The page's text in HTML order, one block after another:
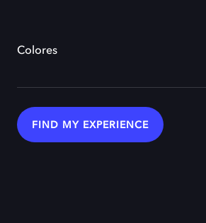
Colores
FIND MY EXPERIENCE